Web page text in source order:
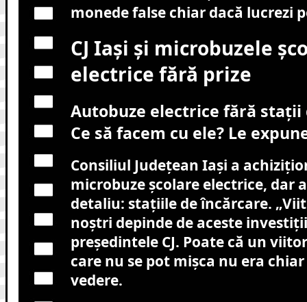
monede false chiar dacă lucrezi
CJ Iași și microbuzele
electrice fără prize
Autobuze electrice fără stații
Ce să facem cu ele? Le
Consiliul Județean Iași a
microbuze școlare electrice, dar
detaliu: stațiile de încărcare.
noștri depinde de aceste
președintele CJ. Poate că un
care nu se pot mișca nu era
vedere.